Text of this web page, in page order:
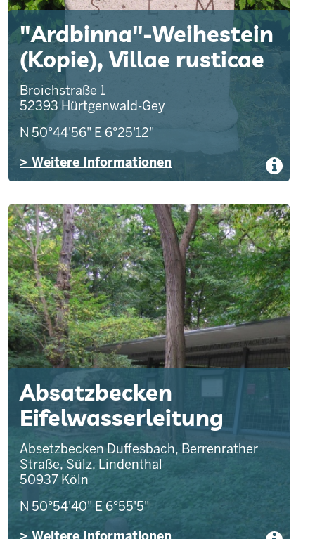
"Ardbinna"-Weihestein
(Kopie), Villae rusticae
Broichstraße 1
52393 Hürtgenwald-Gey
N 50°44'56" E 6°25'12"
> Weitere Informationen
Absatzbecken
Eifelwasserleitung
Absetzbecken Duffesbach, Berrenrather
Straße, Sülz, Lindenthal
50937 Köln
N 50°54'40" E 6°55'5"